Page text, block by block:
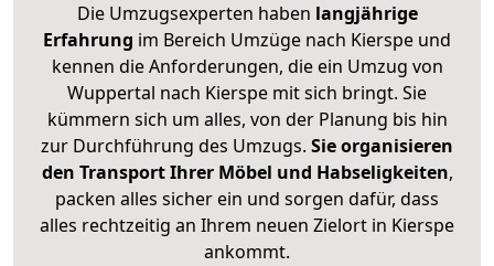
Die Umzugsexperten haben langjährige
Erfahrung im Bereich Umzüge nach Kierspe und
kennen die Anforderungen, die ein Umzug von
Wuppertal nach Kierspe mit sich bringt. Sie
kümmern sich um alles, von der Planung bis hin
zur Durchführung des Umzugs. Sie organisieren
den Transport Ihrer Möbel und Habseligkeiten,
packen alles sicher ein und sorgen dafür, dass
alles rechtzeitig an Ihrem neuen Zielort in Kierspe
ankommt.